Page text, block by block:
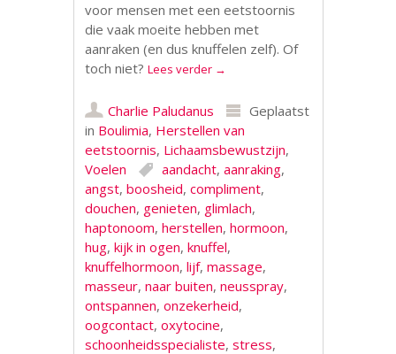
voor mensen met een eetstoornis
die vaak moeite hebben met
aanraken (en dus knuffelen zelf). Of
toch niet?Lees verder →
Charlie Paludanus
Geplaatst
in Boulimia, Herstellen van
eetstoornis, Lichaamsbewustzijn,
Voelen
aandacht,aanraking,
angst,boosheid,compliment,
douchen, genieten, glimlach,
haptonoom,herstellen,hormoon,
hug,kijk in ogen,knuffel,
knuffelhormoon,lijf,massage,
masseur,naar buiten,neusspray,
ontspannen,onzekerheid,
oogcontact,oxytocine,
schoonheidsspecialiste,stress,